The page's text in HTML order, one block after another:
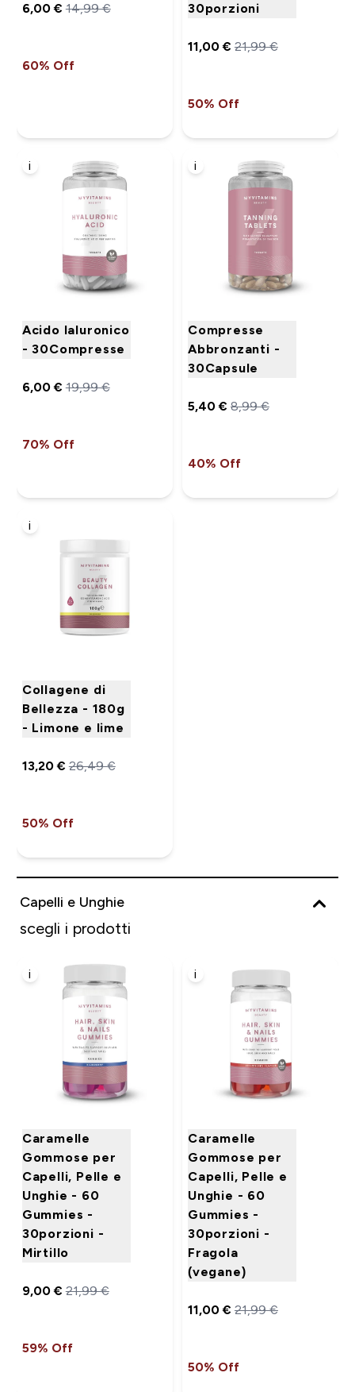
6,00 €‎14,99 €‎
60% Off
30porzioni
11,00 €‎ 21,99 €‎
50% Off
i
Acido Ialuronico
- 30Compresse
6,00 €‎19,99 €‎
70% Off
i
Compresse
Abbronzanti -
30Capsule
5,40 €‎ 8,99 €‎
40% Off
i
Collagene di
Bellezza - 180g
- Limone e lime
13,20 €‎26,49 €‎
50% Off
Capelli e Unghie
scegli i prodotti
i
Caramelle
Gommose per
Capelli, Pelle e
Unghie - 60
Gummies -
30porzioni -
Mirtillo
9,00 €‎21,99 €‎
59% Off
i
Caramelle
Gommose per
Capelli, Pelle e
Unghie - 60
Gummies -
30porzioni -
Fragola
(vegane)
11,00 €‎ 21,99 €‎
50% Off